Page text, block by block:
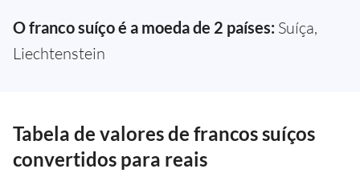
O franco suíço é a moeda de 2 países: Suíça,
Liechtenstein
Tabela de valores de francos suíços
convertidos para reais